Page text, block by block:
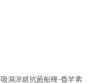
吸濕涼感抗菌船襪-香芋紫